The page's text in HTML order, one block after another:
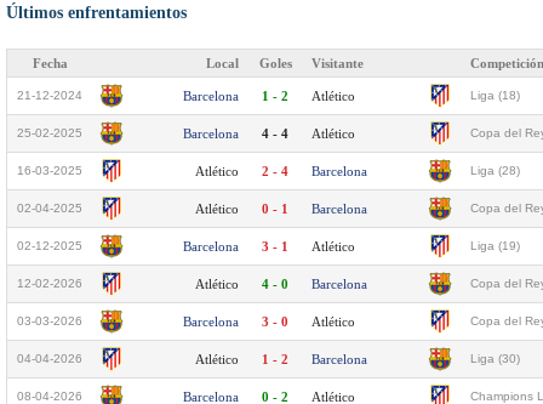
Últimos enfrentamientos
Fecha Local Goles Visitante Competición
21-12-2024 Barcelona 1 - 2 Atlético Liga (18)
25-02-2025 Barcelona 4 - 4 Atlético Copa del
16-03-2025 Atlético 2 - 4 Barcelona Liga (28)
02-04-2025 Atlético 0 - 1 Barcelona Copa del
02-12-2025 Barcelona 3 - 1 Atlético Liga (19)
12-02-2026 Atlético 4 - 0 Barcelona Copa del
03-03-2026 Barcelona 3 - 0 Atlético Copa del
04-04-2026 Atlético 1 - 2 Barcelona Liga (30)
08-04-2026 Barcelona 0 - 2 Atlético Champions